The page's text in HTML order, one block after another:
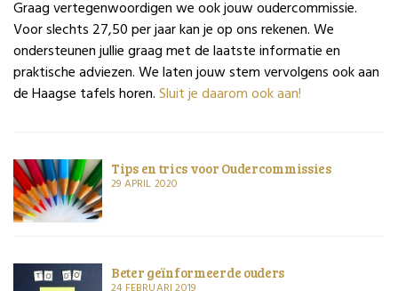
Graag vertegenwoordigen we ook jouw oudercommissie.
Voor slechts 27,50 per jaar kan je op ons rekenen. We
ondersteunen jullie graag met de laatste informatie en
praktische adviezen. We laten jouw stem vervolgens ook aan
de Haagse tafels horen.Sluit je daarom ook aan!
Tips en trics voor Oudercommissies
29 APRIL 2020
Beter geïnformeerde ouders